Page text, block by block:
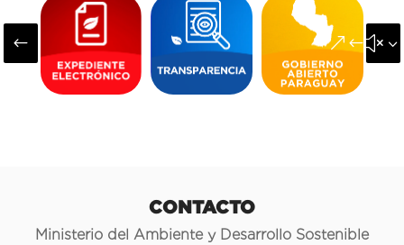
#
CONTACTO
Ministerio del Ambiente y Desarrollo Sostenible